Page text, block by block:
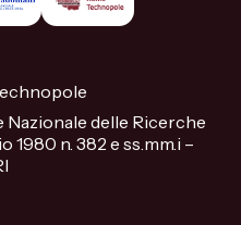
delle Ricerche
1980 n. 382 e ss.mm.i –